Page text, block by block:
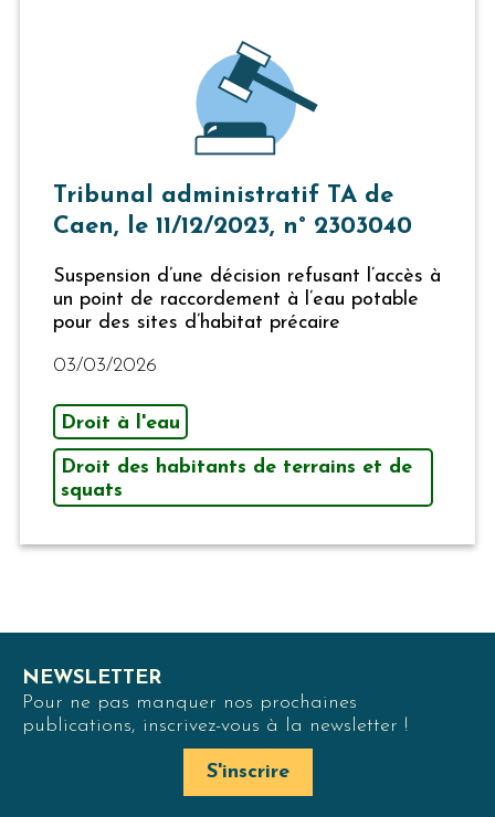
Tribunal administratif TA de
Caen, le 11/12/2023, n° 2303040
Suspension d’une décision refusant l’accès à
un point de raccordement à l’eau potable
pour des sites d’habitat précaire
03/03/2026
Droit à l'eau
Droit des habitants de terrains et de
squats
NEWSLETTER
Pour ne pas manquer nos prochaines
publications, inscrivez-vous à la newsletter !
S'inscrire